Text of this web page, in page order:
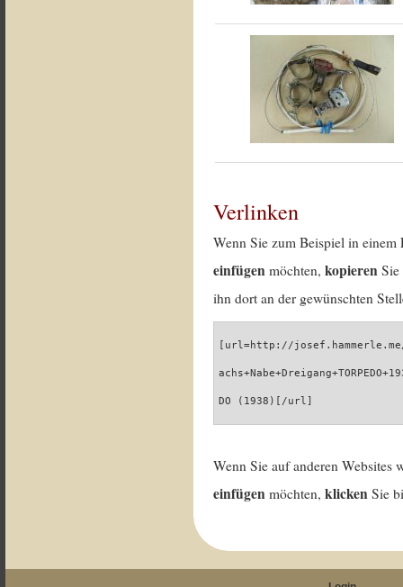
Verlinken
Wenn Sie zum Beispiel in
einfügen möchten,kopieren
ihn dort an der gewünschten
[url=http://
DO (1938)[/url]
Wenn Sie auf anderen
einfügen möchten,klicken Sie